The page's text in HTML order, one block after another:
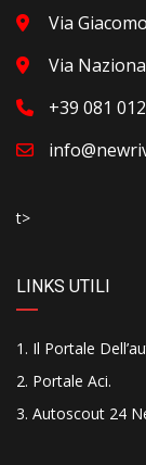
Via
Via
+39 081
t>
LINKS UTILI
Il Portale
Portale Aci.
Autoscout 24